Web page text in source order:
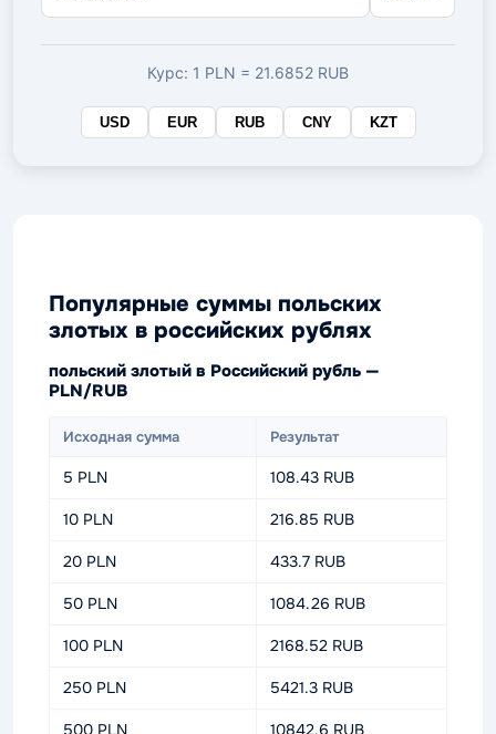
целевой
валюте
Курс: 1 PLN = 21.6852 RUB
USD EUR RUB CNY KZT
Популярные суммы польских
злотых в российских рублях
польский злотый в Российский рубль —
PLN/RUB
Исходная сумма Результат
5 PLN 108.43 RUB
10 PLN 216.85 RUB
20 PLN 433.7 RUB
50 PLN 1084.26 RUB
100 PLN 2168.52 RUB
250 PLN 5421.3 RUB
500 PLN 10842.6 RUB